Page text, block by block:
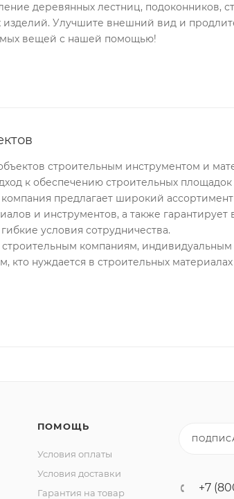
деревянных лестниц, подоконников,
изделий. Улучшите внешний вид и
вещей с нашей помощью!
строительным инструментом и
к обеспечению строительных
предлагает широкий ассортимент
и инструментов, а также гарантирует
условия сотрудничества.
строительным компаниям, индивидуальным
кто нуждается в строительных
ПОМОЩЬ
Условия оплаты
Условия доставки
Гарантия на товар
+7